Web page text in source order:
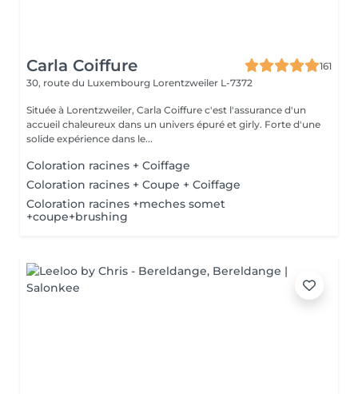
Carla Coiffure
161
30, route du Luxembourg Lorentzweiler L-7372
Située à Lorentzweiler, Carla Coiffure c'est l'assurance d'un
accueil chaleureux dans un univers épuré et girly. Forte d'une
solide expérience dans le...
Coloration racines + Coiffage
Coloration racines + Coupe + Coiffage
Coloration racines +meches somet
+coupe+brushing